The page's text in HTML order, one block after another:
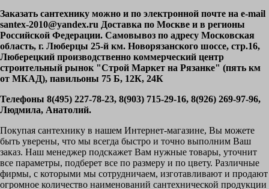
Заказать сантехнику можно и по электронной почте на e-mail
santex-2010@yandex.ru Доставка по Москве и в регионы
Российской Федерации. Самовывоз по адресу Московская
область, г. Люберцы 25-й км. Новорязанского шоссе, стр.16,
Люберецкий производственно коммерческий центр
строительный рынок "Строй Маркет на Рязанке" (пять км
от МКАД), павильоны 75 Б, 12К, 24К
Телефоны 8(495) 227-78-23, 8(903) 715-29-16, 8(926) 269-97-96,
Людмила, Анатолий.
Покупая сантехнику в нашем Интернет-магазине, Вы можете
быть уверены, что мы всегда быстро и точно выполним Ваш
заказ. Наш менеджер подскажет Вам нужные товары, уточнит
все параметры, подберет все по размеру и по цвету. Различные
фирмы, с которыми мы сотрудничаем, изготавливают и продают
огромное количество наименований сантехнической продукции